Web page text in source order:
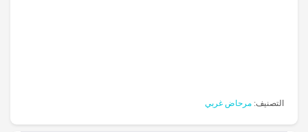
التصنيف: مرحاض غربي